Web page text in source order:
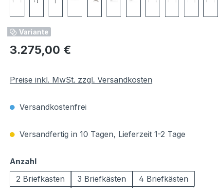
Variante
Regulärer Preis:
3.275,00 €
Preise inkl. MwSt. zzgl. Versandkosten
Versandkostenfrei
Versandfertig in 10 Tagen, Lieferzeit 1-2 Tage
Anzahlauswählen
2 Briefkästen
3 Briefkästen
4 Briefkästen